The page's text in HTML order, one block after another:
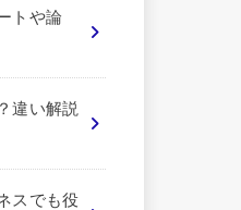
トや論
違い解説
スでも役